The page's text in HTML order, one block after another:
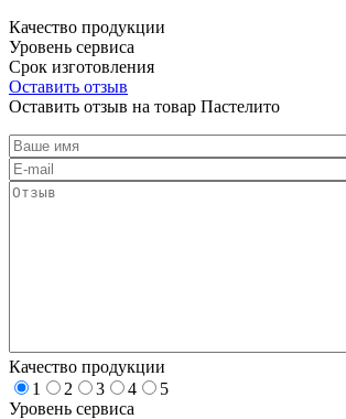
Качество продукции
Уровень сервиса
Срок изготовления
Оставить отзыв
Оставить отзыв на товар Пастелито
Качество продукции
1
2 3 4
5
Уровень сервиса